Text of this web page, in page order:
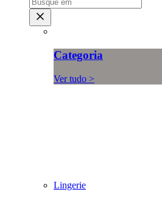
Categoria
Ver tudo >
Lingerie